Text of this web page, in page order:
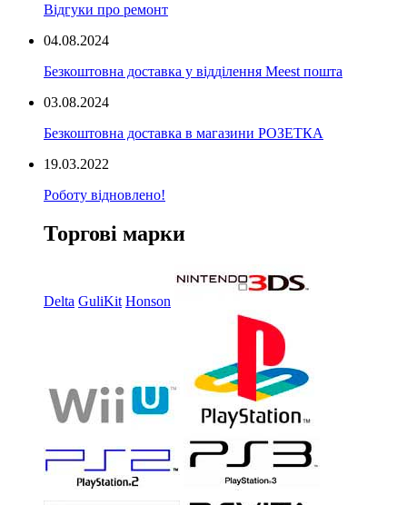
Відгуки про ремонт
04.08.2024
Безкоштовна доставка у відділення Meest пошта
03.08.2024
Безкоштовна доставка в магазини РОЗЕТКА
19.03.2022
Роботу відновлено!
Торгові марки
Delta GuliKit Honson